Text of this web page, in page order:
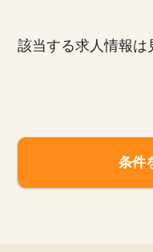
サイトの使い方
就職サポート
該当する求人情報は
条件